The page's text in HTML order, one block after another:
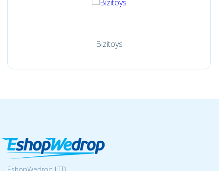
Bizitoys